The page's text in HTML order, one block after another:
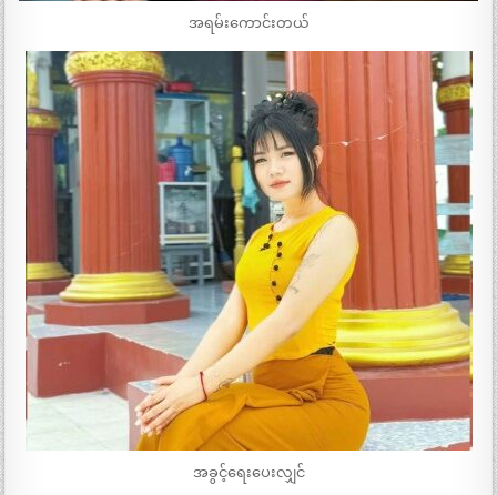
အရမ်းကောင်းတယ်
အခွင့်ရေးပေးလျှင်